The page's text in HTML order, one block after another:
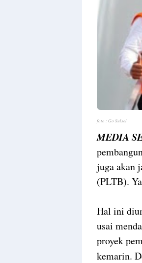
foto : Go Sulsel
MEDIA
juga akan
(PLTB).
Hal ini
usai
proyek
kemarin.